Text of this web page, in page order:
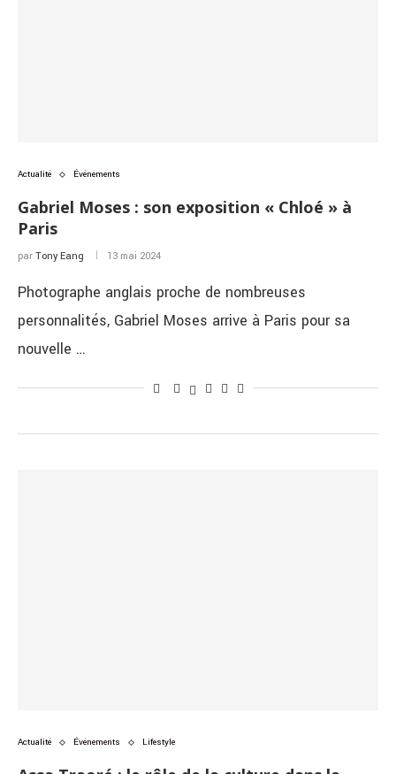
Actualité Événements
Gabriel Moses : son exposition « Chloé » à
Paris
par Tony Eang 13 mai 2024
Photographe anglais proche de nombreuses
personnalités, Gabriel Moses arrive à Paris pour sa
nouvelle …
Actualité Événements Lifestyle